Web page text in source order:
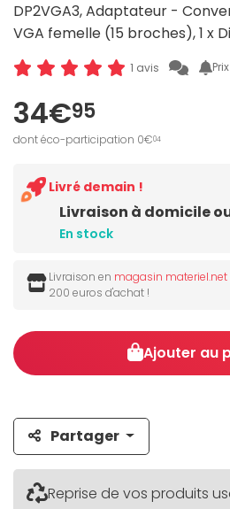
DP2VGA3, Adaptateur -
VGA femelle (15 broches), 1 x
1 avis
34€95
dont éco-participation 0€04
Livraison à domicile
En stock
Livré demain !
Livraison en magasin materiel.net
200 euros d'achat !
Ajouter au
Partager
Reprise de vos produits